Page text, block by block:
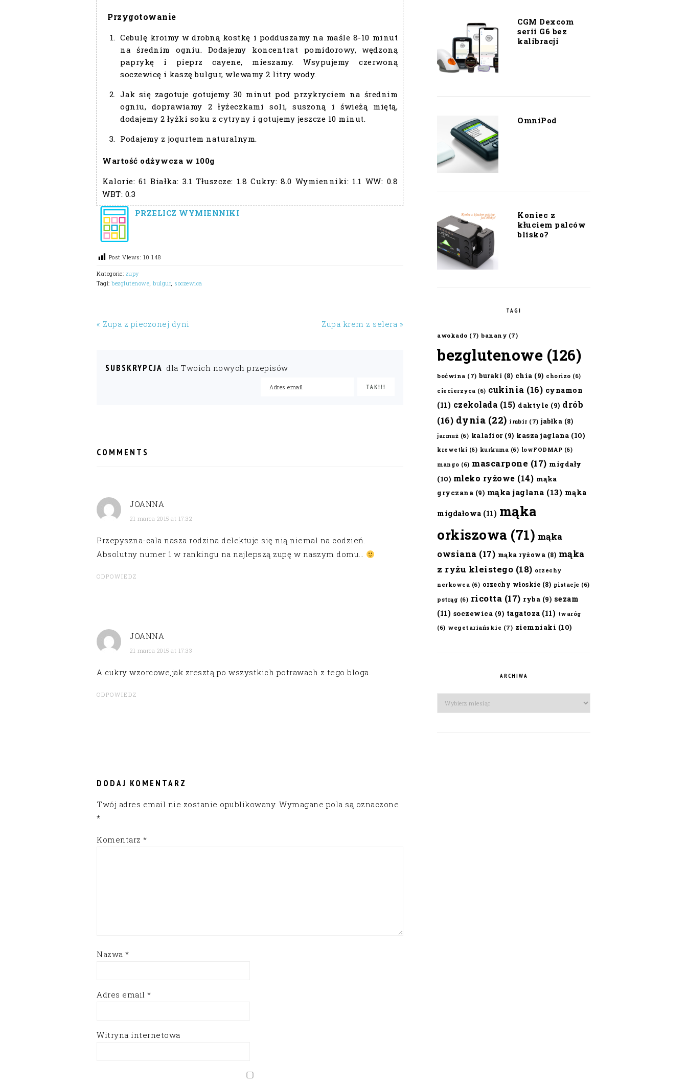
Przygotowanie
Cebulę kroimy w drobną kostkę i podduszamy na maśle 8-10 minut
na średnim ogniu. Dodajemy koncentrat pomidorowy, wędzoną
paprykę i pieprz cayene, mieszamy. Wsypujemy czerwoną
soczewicę i kaszę bulgur, wlewamy 2 litry wody.
Jak się zagotuje gotujemy 30 minut pod przykryciem na średnim
ogniu, doprawiamy 2 łyżeczkami soli, suszoną i świeżą miętą,
dodajemy 2 łyżki soku z cytryny i gotujemy jeszcze 10 minut.
Podajemy z jogurtem naturalnym.
Wartość odżywcza w 100g
Kalorie:61 Białka: 3.1 Tłuszcze: 1.8 Cukry:8.0 Wymienniki: 1.1 WW: 0.8
WBT: 0.3
PRZELICZ WYMIENNIKI
Post Views: 10 148
Kategorie: zupy
Tagi: bezglutenowe, bulgur, soczewica
« Zupa z pieczonej dyni Zupa krem z selera »
SUBSKRYPCJA dla Twoich nowych przepisów
COMMENTS
JOANNA
21 marca 2015 at 17:32
Przepyszna-cala nasza rodzina delektuje się nią niemal na codzień.
Absolutny numer 1 w rankingu na najlepszą zupę w naszym domu…
ODPOWIEDZ
JOANNA
21 marca 2015 at 17:33
A cukry wzorcowe,jak zresztą po wszystkich potrawach z tego bloga.
ODPOWIEDZ
DODAJ KOMENTARZ
Twój adres email nie zostanie opublikowany. Wymagane pola są oznaczone
*
Komentarz *
Nazwa *
Adres email *
Witryna internetowa
CGM Dexcom
serii G6 bez
kalibracji
OmniPod
Koniec z
kłuciem palców
blisko?
TAGI
awokado (7) banany (7)
bezglutenowe (126)
boćwina (7) buraki (8) chia (9) chorizo (6)
ciecierzyca (6) cukinia (16) cynamon
(11) czekolada (15) daktyle (9) drób
(16) dynia (22) imbir (7) jabłka (8)
jarmuż (6) kalafior(9) kasza jaglana (10)
krewetki (6) kurkuma (6) lowFODMAP (6)
mango (6) mascarpone (17) migdały
(10) mleko ryżowe (14) mąka
gryczana (9) mąka jaglana (13) mąka
migdałowa (11) mąka
orkiszowa (71) mąka
owsiana (17) mąka ryżowa (8) mąka
z ryżu kleistego (18) orzechy
nerkowca (6) orzechy włoskie (8) pistacje (6)
pstrąg (6) ricotta (17) ryba (9) sezam
(11) soczewica (9) tagatoza (11) twaróg
(6) wegetariańskie (7) ziemniaki (10)
ARCHIWA
Archiwa